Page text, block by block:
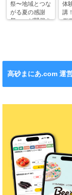
祭〜地域とつな
がる夏の感謝
祭〜』が開催さ
体
講
デ
高砂まにあ.com 運